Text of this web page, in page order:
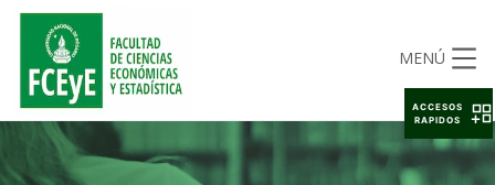
MENÚ
ACCESOS
RAPIDOS